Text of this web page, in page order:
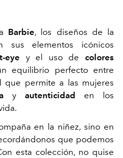
Barbie, los diseños de la
sus elementos icónicos
eye y el uso de colores
equilibrio perfecto entre
que permite a las mujeres
y autenticidad
en los
en la niñez, sino en
que podemos
esta colección, no quise